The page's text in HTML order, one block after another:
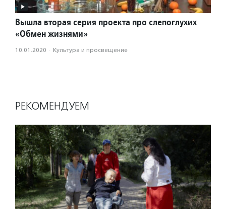
Вышла вторая серия проекта про слепоглухих
«Обмен жизнями»
10.01.2020 · Культура и просвещение
РЕКОМЕНДУЕМ